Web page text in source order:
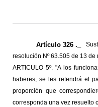
Artículo 326 ._
resolución Nº 63.505 de 13
ARTICULO 5º. "A los
haberes, se les retendrá el
proporción que
corresponda una vez resuelto